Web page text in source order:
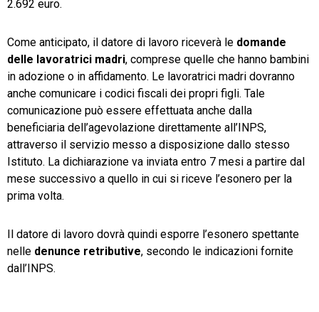
2.692 euro.
Come anticipato, il datore di lavoro riceverà le domande
delle lavoratrici madri, comprese quelle che hanno bambini
in adozione o in affidamento. Le lavoratrici madri dovranno
anche comunicare i codici fiscali dei propri figli. Tale
comunicazione può essere effettuata anche dalla
beneficiaria dell’agevolazione direttamente all’INPS,
attraverso il servizio messo a disposizione dallo stesso
Istituto. La dichiarazione va inviata entro 7 mesi a partire dal
mese successivo a quello in cui si riceve l’esonero per la
prima volta.
Il datore di lavoro dovrà quindi esporre l’esonero spettante
nelle denunce retributive, secondo le indicazioni fornite
dall’INPS.